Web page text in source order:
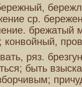
ср.
брежатый
конвойный,
ряз.
быть